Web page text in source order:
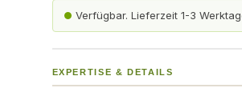
Verfügbar. Lieferzeit 1-3
EXPERTISE & DETAILS